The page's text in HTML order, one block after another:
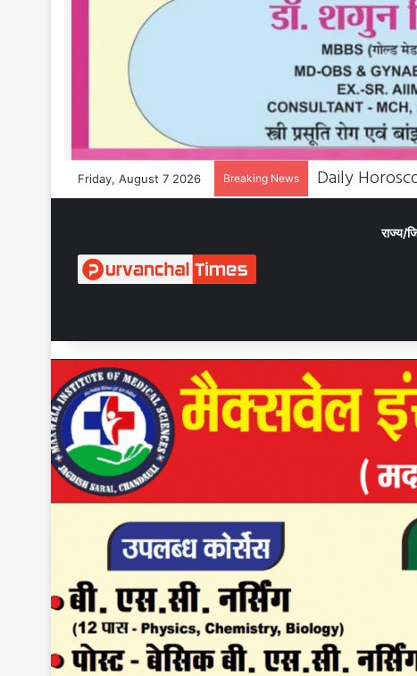
Friday, August 7 2026 Breaking News
राज्य/